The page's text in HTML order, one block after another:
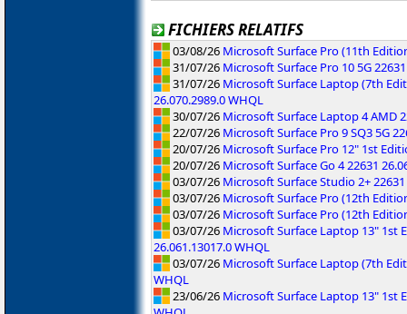
FICHIERS RELATIFS
03/08/26 Microsoft Surface Pro (11th
31/07/26 Microsoft Surface Pro 10 5G
31/07/26 Microsoft Surface Laptop (7th
26.070.2989.0 WHQL
30/07/26 Microsoft Surface Laptop 4 AMD
22/07/26 Microsoft Surface Pro 9 SQ3 5G
20/07/26 Microsoft Surface Pro 12" 1st
20/07/26 Microsoft Surface Go 4 22631
03/07/26 Microsoft Surface Studio 2+
03/07/26 Microsoft Surface Pro (12th
03/07/26 Microsoft Surface Pro (12th
03/07/26 Microsoft Surface Laptop 13" 1st
26.061.13017.0 WHQL
03/07/26 Microsoft Surface Laptop (7th
WHQL
23/06/26 Microsoft Surface Laptop 13" 1st